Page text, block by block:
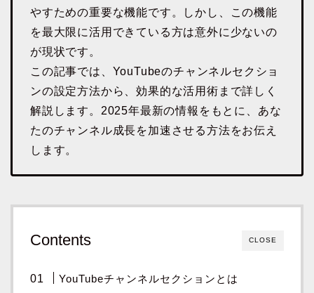
やすための重要な機能です。しかし、この機能
を最大限に活用できている方は意外に少ないの
が現状です。
この記事では、YouTubeのチャンネルセクショ
ンの設定方法から、効果的な活用術まで詳しく
解説します。2025年最新の情報をもとに、あな
たのチャンネル成長を加速させる方法をお伝え
します。
CLOSE
Contents
YouTubeチャンネルセクションとは